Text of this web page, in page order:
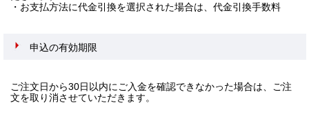
・お支払方法に代金引換を選択された場合は、代金引換手数料
申込の有効期限
ご注文日から30日以内にご入金を確認できなかった場合は、ご注
文を取り消させていただきます。